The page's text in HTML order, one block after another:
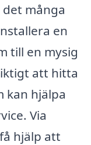
många
en
till en mysig
att hitta
kan hjälpa
Via
hjälp att